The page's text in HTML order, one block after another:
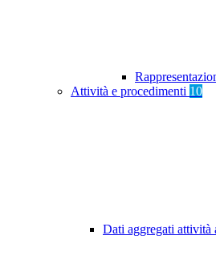
Attività e procedimenti 10
Dati aggregati attività